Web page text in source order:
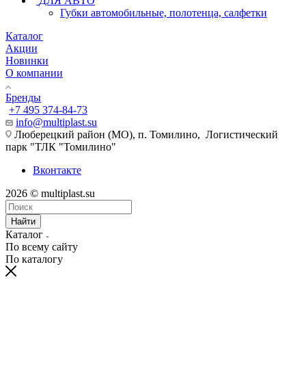
Губки автомобильные, полотенца, салфетки
Каталог
Акции
Новинки
О компании
Бренды
+7 495 374-84-73
info@multiplast.su
Люберецкий район (МО), п. Томилино, Логистический
парк "ТЛК "Томилино"
Вконтакте
2026 © multiplast.su
Найти
Каталог
По всему сайту
По каталогу